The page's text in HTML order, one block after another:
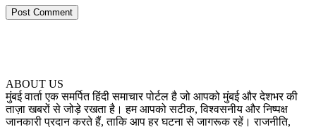
ABOUT US
मुंबई वार्ता एक समर्पित हिंदी समाचार पोर्टल है जो आपको मुंबई और देशभर की
ताज़ा खबरों से जोड़े रखता है। हम आपको सटीक, विश्वसनीय और निष्पक्ष
जानकारी प्रदान करते हैं, ताकि आप हर घटना से जागरूक रहें। राजनीति,